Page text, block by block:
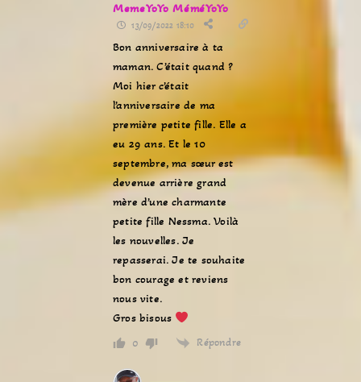
MemeYoYo MéméYoYo
13/09/2022 18:10
Bon anniversaire à ta
maman. C’était quand ?
Moi hier c’était
l’anniversaire de ma
première petite fille. Elle a
eu 29 ans. Et le 10
septembre, ma sœur est
devenue arrière grand
mère d’une charmante
petite fille Nessma. Voilà
les nouvelles. Je
repasserai. Je te souhaite
bon courage et reviens
nous vite.
Gros bisous
0 Répondre